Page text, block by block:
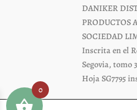
DANIKER
PRODUCTOS
SOCIEDAD
Inscrita en el
Segovia, tomo
Hoja SG7795
0